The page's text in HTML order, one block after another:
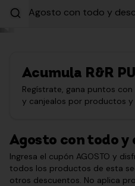
Agosto con todo y
Acumula R&R
Regístrate, gana puntos
y canjealos por productos y
Agosto con todo y
Ingresa el cupón AGOSTO y
todos los productos de esta
otros descuentos. No aplica